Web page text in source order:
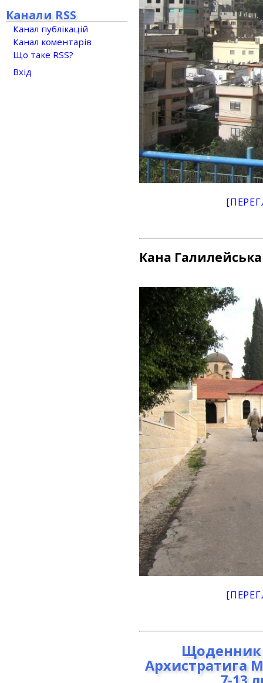
Кана Галилейська
Щоденник
Архистратига
Канали RSS
Канал публікацій
Канал коментарів
Що таке RSS?
Вхід